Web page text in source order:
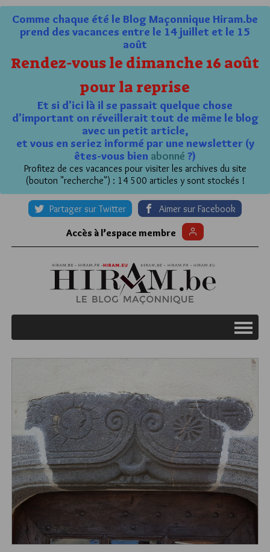
Comme chaque été le Blog Maçonnique Hiram.be
prend des vacances entre le 14 juillet et le 15
août
Rendez-vous le dimanche 16 août
pour la reprise
Et si d'ici là il se passait quelque chose
d'important on réveillerait tout de même le blog
avec un petit article,
et vous en seriez informé par une newsletter (y
êtes-vous bien abonné ?)
Profitez de ces vacances pour visiter les archives du site
(bouton "recherche") : 14 500 articles y sont stockés !
Partager sur Twitter Aimer sur Facebook
Accès à l’espace membre